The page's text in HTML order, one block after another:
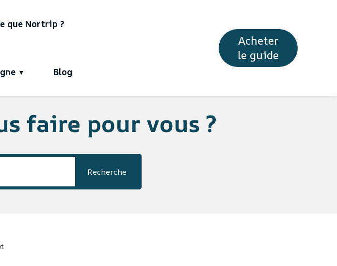
que Nortrip ?
Blog
Acheter
le guide
faire pour vous ?
Recherche